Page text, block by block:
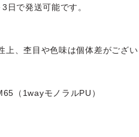
日で発送可能です。
上、杢目や色味は個体差がござい
（1wayモノラルPU）